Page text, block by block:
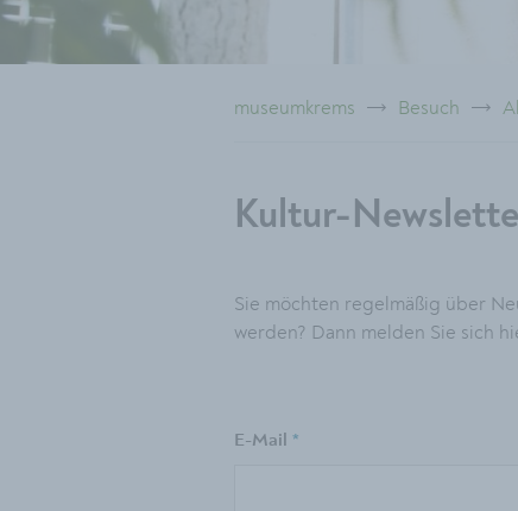
museumkrems Besuch
Kultur-
Sie möchten regelmäßig über
werden? Dann melden Sie sich
E-Mail *